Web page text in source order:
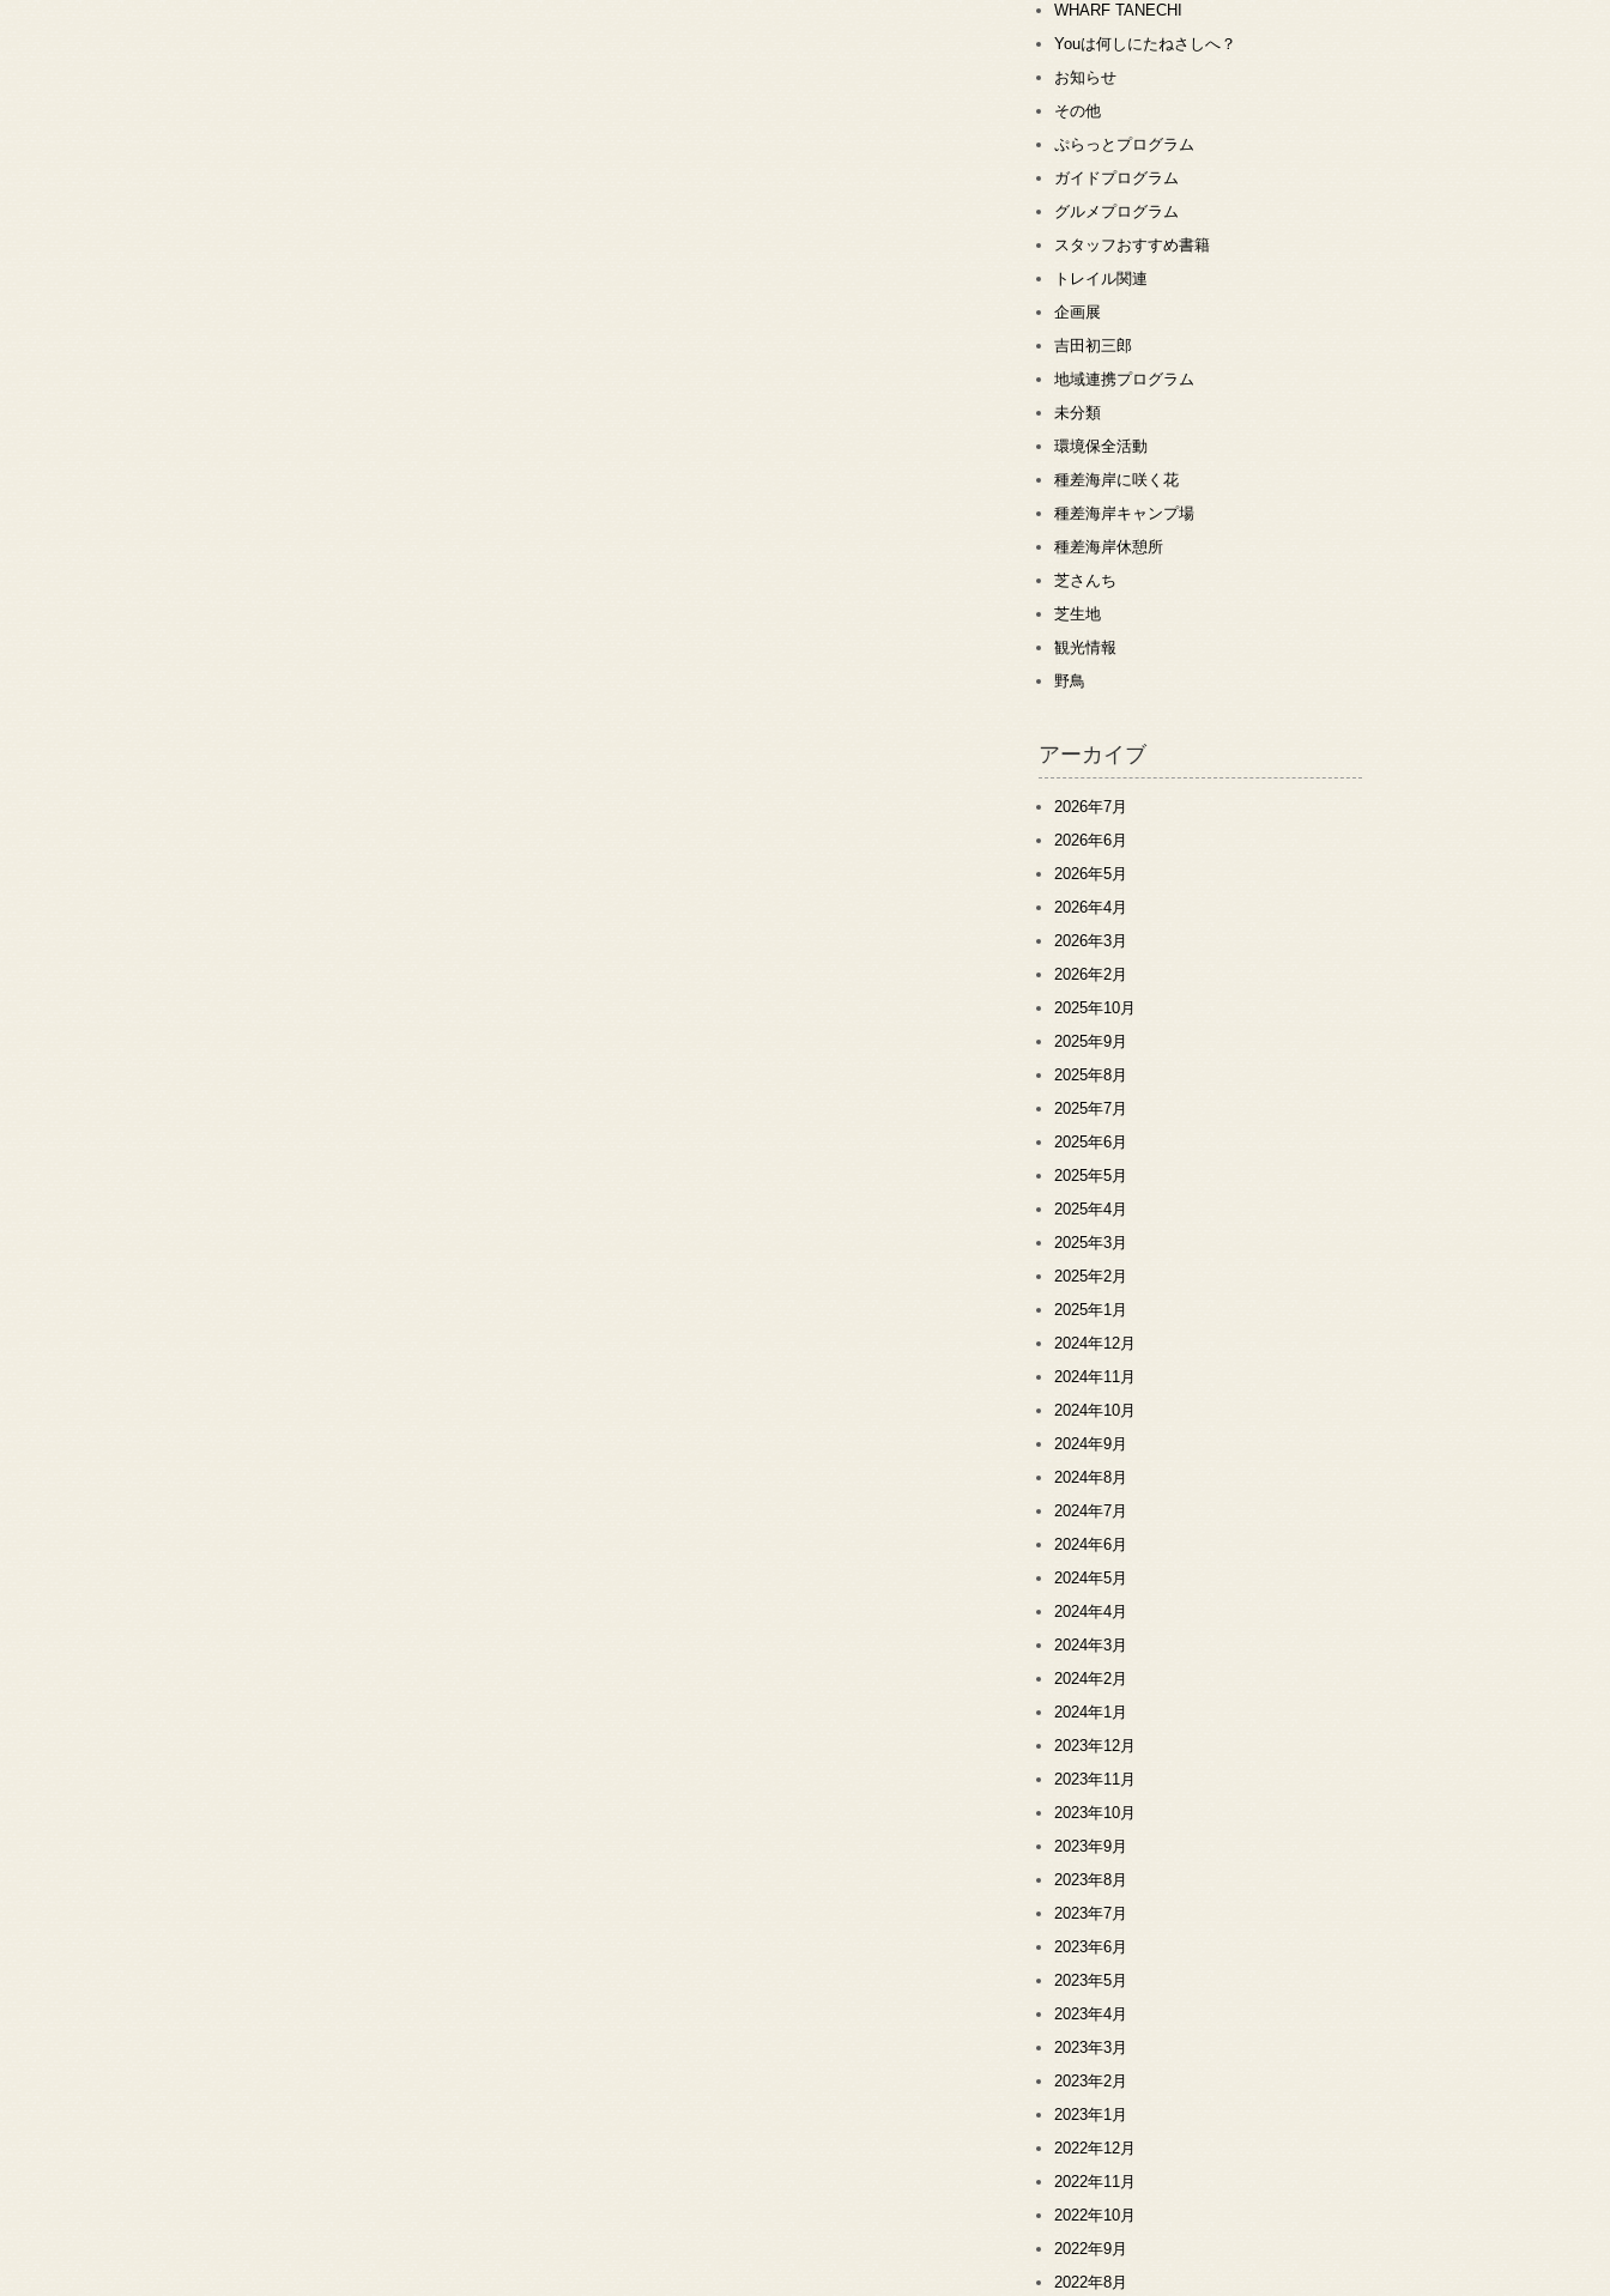
WHARF TANECHI
Youは何しにたねさしへ？
お知らせ
その他
ぷらっとプログラム
ガイドプログラム
グルメプログラム
スタッフおすすめ書籍
トレイル関連
企画展
吉田初三郎
地域連携プログラム
未分類
環境保全活動
種差海岸に咲く花
種差海岸キャンプ場
種差海岸休憩所
芝さんち
芝生地
観光情報
野鳥
アーカイブ
2026年7月
2026年6月
2026年5月
2026年4月
2026年3月
2026年2月
2025年10月
2025年9月
2025年8月
2025年7月
2025年6月
2025年5月
2025年4月
2025年3月
2025年2月
2025年1月
2024年12月
2024年11月
2024年10月
2024年9月
2024年8月
2024年7月
2024年6月
2024年5月
2024年4月
2024年3月
2024年2月
2024年1月
2023年12月
2023年11月
2023年10月
2023年9月
2023年8月
2023年7月
2023年6月
2023年5月
2023年4月
2023年3月
2023年2月
2023年1月
2022年12月
2022年11月
2022年10月
2022年9月
2022年8月